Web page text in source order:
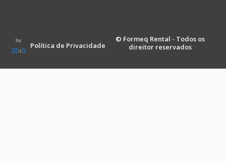
by
ZDiG
Política de Privacidade
© Formeq Rental - Todos os
direitor reservados